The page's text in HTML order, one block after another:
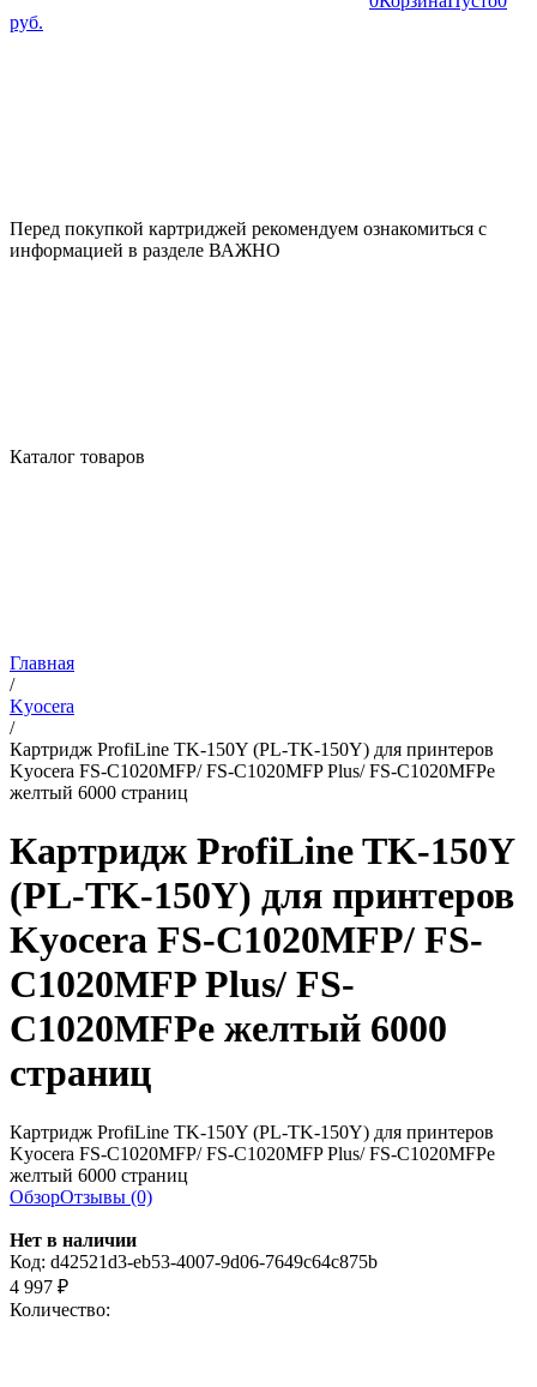
руб.
Перед покупкой картриджей рекомендуем ознакомиться с
информацией в разделе ВАЖНО
Каталог товаров
Главная
/
Kyocera
/
Картридж ProfiLine TK-150Y (PL-TK-150Y) для принтеров
Kyocera FS-C1020MFP/ FS-C1020MFP Plus/ FS-C1020MFPe
желтый 6000 страниц
Картридж ProfiLine TK-150Y
(PL-TK-150Y) для принтеров
Kyocera FS-C1020MFP/ FS-
C1020MFP Plus/ FS-
C1020MFPe желтый 6000
страниц
Картридж ProfiLine TK-150Y (PL-TK-150Y) для принтеров
Kyocera FS-C1020MFP/ FS-C1020MFP Plus/ FS-C1020MFPe
желтый 6000 страниц
ОбзорОтзывы (0)
Нет в наличии
Код: d42521d3-eb53-4007-9d06-7649c64c875b
4 997 ₽
Количество: